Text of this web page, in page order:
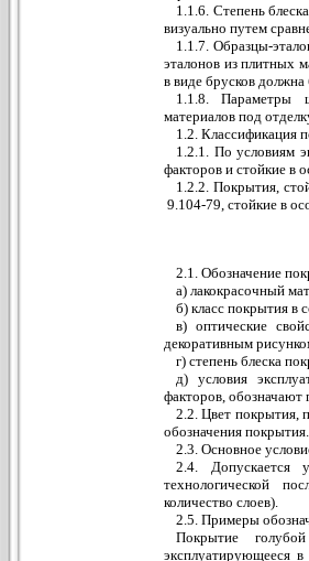
1.1.6. Степень
визуально путем
1.1.7. Образцы-
эталонов из плитных
в виде брусков
1.1.8. Параметры
материалов под
1.2. Классификация
1.2.1. По условиям
факторов и стойкие в
1.2.2. Покрытия,
9.104-79, стойкие в
2.1. Обозначение
а) лакокрасочный
б) класс покрытия в
в) оптические
декоративным
г) степень блеска
д) условия
факторов,
2.2. Цвет покрытия,
обозначения покрытия.
2.3. Основное
2.4. Допускается
технологической
количество слоев).
2.5. Примеры
Покрытие
эксплуатирующееся в